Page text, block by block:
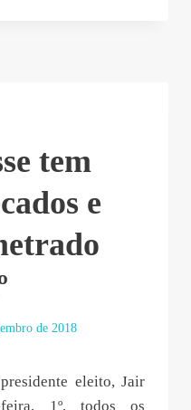
tem
e
de 2018
eleito, Jair
feira, 1º, todos os